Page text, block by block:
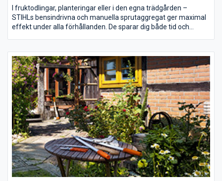
I fruktodlingar, planteringar eller i den egna trädgården –
STIHLs bensindrivna och manuella sprutaggregat ger maximal
effekt under alla förhållanden. De sparar dig både tid och